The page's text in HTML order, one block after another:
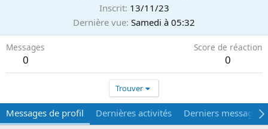
Inscrit 13/11/23
Dernière vue Samedi à 05:32
Messages
0
Score de réaction
0
Trouver
Messages de profil Dernières activités Derniers messages